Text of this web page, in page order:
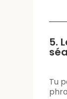
5.
Tu